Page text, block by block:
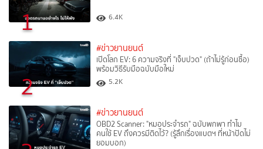
1 6.4K
2
#ข่าวยานยนต์
เปิดโลก EV: 6 ความจริงที่ "เจ็บปวด" (ถ้าไม่รู้ก่อนซื้อ)
พร้อมวิธีรับมือฉบับมือใหม่
5.2K
#ข่าวยานยนต์
OBD2 Scanner: "หมอประจำรถ" ฉบับพกพา ทำไม
คนใช้ EV ถึงควรมีติดไว้? (รู้ลึกเรื่องแบตฯ ที่หน้าปัดไม่
ยอมบอก)